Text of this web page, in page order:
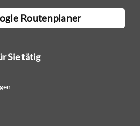
Routenplaner
Sie tätig